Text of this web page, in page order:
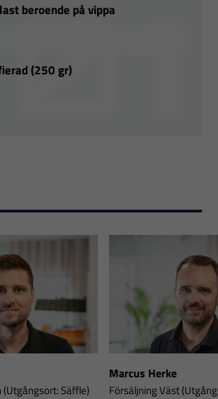
beroende på vippa
(250 gr)
Säffle)
Marcus Herke
Försäljning Väst